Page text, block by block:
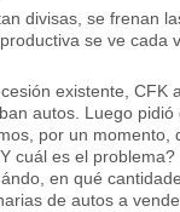
divisas, se frenan
se ve cada
existente, CFK
autos. Luego
por un momento,
cuál es el
en qué
de autos a